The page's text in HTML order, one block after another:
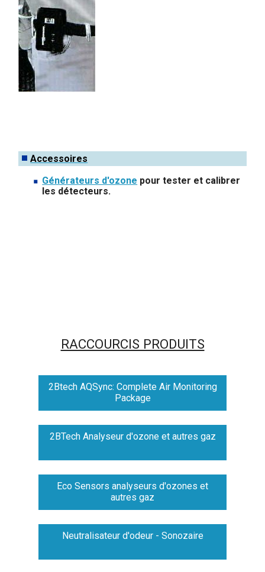
Accessoires
Générateurs d'ozone pour tester et calibrer
les détecteurs.
RACCOURCIS PRODUITS
2Btech AQSync: Complete Air Monitoring
Package
2BTech Analyseur d'ozone et autres gaz
Eco Sensors analyseurs d'ozones et
autres gaz
Neutralisateur d'odeur - Sonozaire